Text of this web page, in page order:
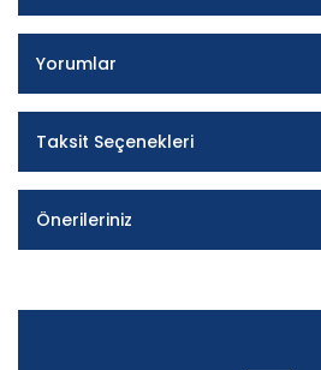
Yorumlar
Taksit Seçenekleri
Önerileriniz